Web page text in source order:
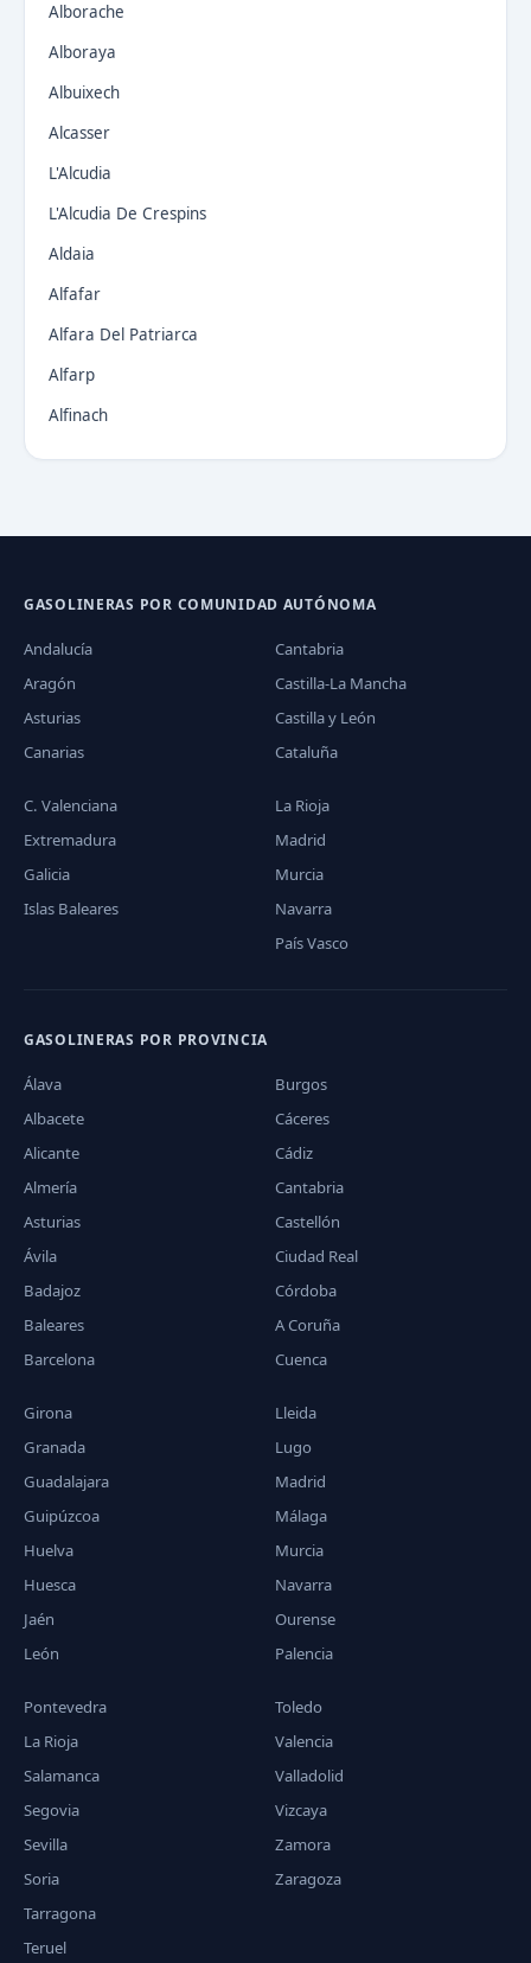
Alborache
Alboraya
Albuixech
Alcasser
L'Alcudia
L'Alcudia De Crespins
Aldaia
Alfafar
Alfara Del Patriarca
Alfarp
Alfinach
GASOLINERAS POR COMUNIDAD AUTÓNOMA
Andalucía
Aragón
Asturias
Canarias
Cantabria
Castilla-La Mancha
Castilla y León
Cataluña
C. Valenciana
Extremadura
Galicia
Islas Baleares
La Rioja
Madrid
Murcia
Navarra
País Vasco
GASOLINERAS POR PROVINCIA
Álava
Albacete
Alicante
Almería
Asturias
Ávila
Badajoz
Baleares
Barcelona
Burgos
Cáceres
Cádiz
Cantabria
Castellón
Ciudad Real
Córdoba
A Coruña
Cuenca
Girona
Granada
Guadalajara
Guipúzcoa
Huelva
Huesca
Jaén
León
Lleida
Lugo
Madrid
Málaga
Murcia
Navarra
Ourense
Palencia
Pontevedra
La Rioja
Salamanca
Segovia
Sevilla
Soria
Tarragona
Teruel
Toledo
Valencia
Valladolid
Vizcaya
Zamora
Zaragoza